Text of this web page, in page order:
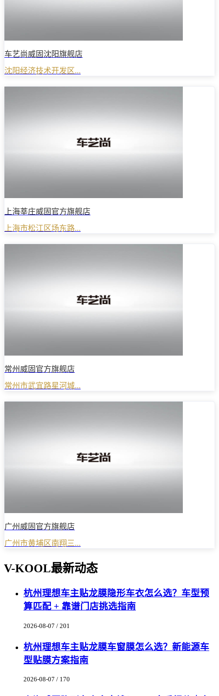
车艺尚威固沈阳旗舰店
沈阳经济技术开发区...
上海莘庄威固官方旗舰店
上海市松江区场东路...
常州威固官方旗舰店
常州市武宜路星河城...
广州威固官方旗舰店
广州市黄埔区南翔三...
V-KOOL最新动态
杭州理想车主贴龙膜隐形车衣怎么选？车型预
算匹配 + 靠谱门店挑选指南
2026-08-07 / 201
杭州理想车主贴龙膜车窗膜怎么选？新能源车
型贴膜方案指南
2026-08-07 / 170